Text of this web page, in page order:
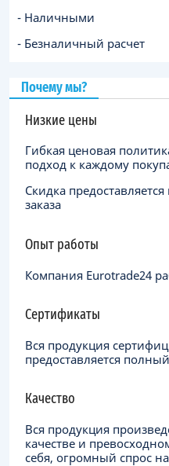
- Наличными
- Безналичный расчет
Почему мы?
Низкие цены
Гибкая ценовая
подход к каждому
Скидка
заказа
Опыт работы
Компания Eurotrade24
Сертификаты
Вся продукция
предоставляется
Качество
Вся продукция
качестве и
себя, огромный спрос